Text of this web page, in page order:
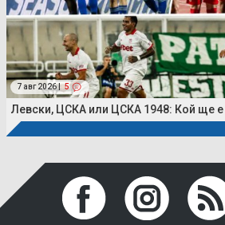
7 авг 2026 | 5
Левски, ЦСКА или ЦСКА 1948: Кой ще